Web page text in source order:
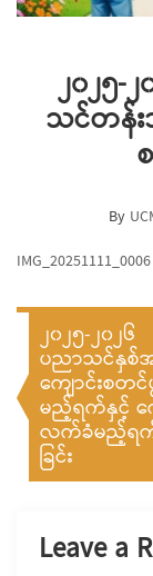
၂၀၂၅-
သင်တန်း
By
IMG_20251111_0006
Post
၂၀၂၅-၂၀၂၆
ပညာသင်နှ
ကျောင်းစတ
မည့်ရက်နှင့် က
လက်ခံမည့်ရ
ခြင်း
Leave a